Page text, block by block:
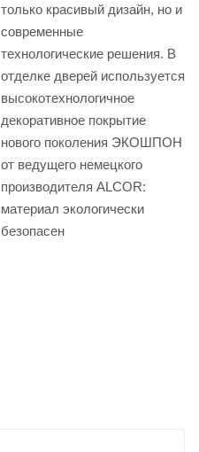
только красивый дизайн, но и
современные
технологические решения. В
отделке дверей используется
высокотехнологичное
декоративное покрытие
нового поколения ЭКОШПОН
от ведущего немецкого
производителя ALCOR:
материал экологически
безопасен